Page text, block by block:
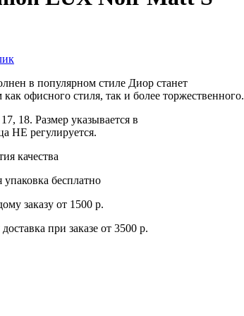
в популярном стиле Диор станет
офисного стиля, так и более торжественного.
18. Размер указывается в
НЕ регулируется.
качества
бесплатно
заказу от 1500 р.
при заказе от 3500 р.